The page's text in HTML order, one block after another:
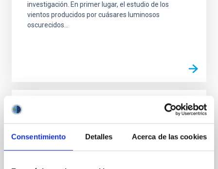
Consentimiento Detalles Acerca de las cookies
investigación. En primer lugar, el estudio de los
vientos producidos por cuásares luminosos
oscurecidos...
Actividades Relacionadas con la
Caracterización Atmosférica de los
Observatorios de Canarias - INSIDE OOCC